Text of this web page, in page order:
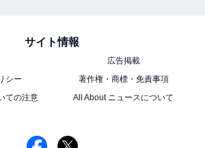
サイト情報
広告掲載
シー
著作権・商標・免責事項
ての注意
All About ニュースについて